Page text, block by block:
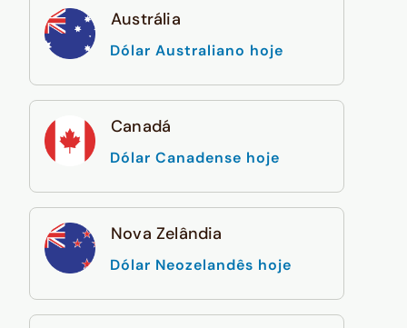
Austrália
Dólar Australiano hoje
Canadá
Dólar Canadense hoje
Nova Zelândia
Dólar Neozelandês hoje